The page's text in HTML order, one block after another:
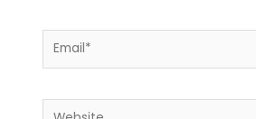
Email*
Website